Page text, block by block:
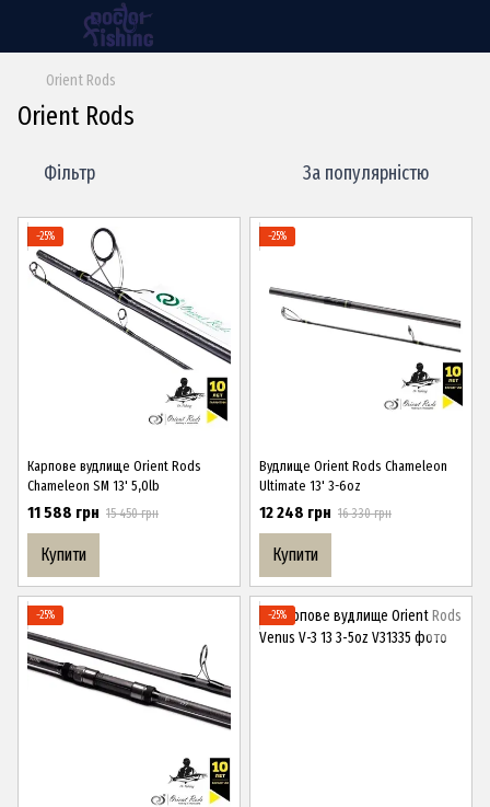
Orient Rods
Orient Rods
Фільтр За популярністю
−25%
Карпове вудлище Orient Rods
Chameleon SM 13' 5,0lb
11 588 грн 15 450 грн
Купити
−25%
Вудлище Orient Rods Chameleon
Ultimate 13' 3-6oz
12 248 грн 16 330 грн
Купити
−25% −25%